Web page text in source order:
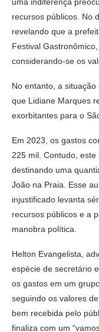
uma indiferença
recursos públicos. No
revelando que a
Festival
considerando-se os
No entanto, a
que Lidiane Marques
exorbitantes para o
Em 2023, os gastos
225 mil. Contudo,
destinando uma
João na Praia. Esse
injustificado levanta
recursos públicos e a
manobra política.
Helton Evangelista,
espécie de secretário
os gastos em um
seguindo os valores
bem recebida pelo
finaliza com um